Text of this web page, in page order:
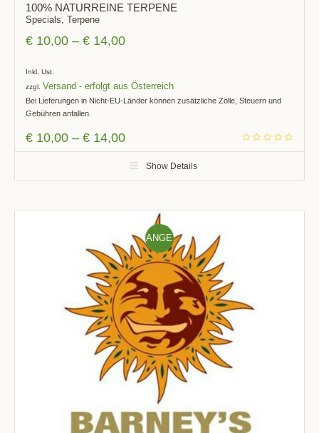
100% NATURREINE TERPENE
Specials ,Terpene
€ 10,00 –€ 14,00
Inkl. Ust.
zzgl. Versand
Bei Lieferungen in Nicht-EU-Länder können zusätzliche Zölle, Steuern und
Gebühren anfallen.
€ 10,00 –€ 14,00
Show Details
ANGE
BOT!